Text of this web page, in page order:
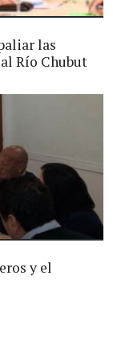
las
Río Chubut
y el